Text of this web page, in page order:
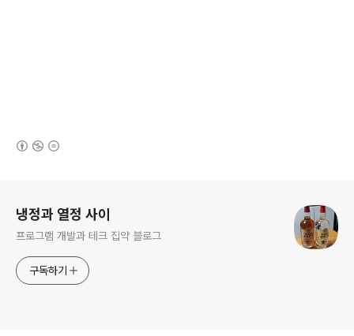
냉정과 열정 사이
프로그램 개발과 테크 집약 블로그
구독하기